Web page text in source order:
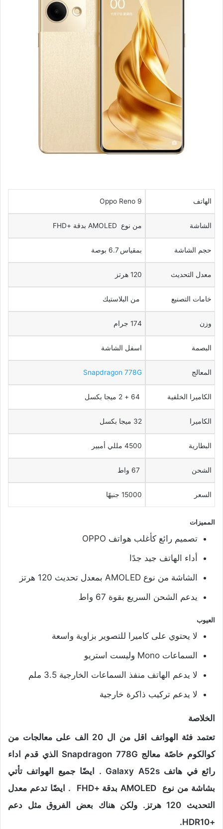
الهاتف Oppo Reno 9
الشاشة من نوع AMOLED بدقة +FHD
حجم الشاشة بمقياس 6.7 بوصة
معدل التحديث 120 هرتز
خامات التصنيع من البلاستيك
وزن 174 جرام
البصمة اسفل الشاشة
المعالج Snapdragon 778G
الكاميرا الخلفية
الكاميرا 32 ميجا بكسل
البطارية 4500 مللي أمبير
الشحن
السعر 15000 جنيهًا
المميزات
تصميم رائع كأغلب هواتف OPPO
أداء الهاتف جيد جدًا
الشاشة من نوع AMOLED بمعدل تحديث 120 هرتز
يدعم الشحن السريع بقوة 67 واط
العيوب
لا يحتوي على كاميرا للتصوير بزاوية واسعة
السماعات Mono وليست استريو
لا يدعم الهاتف منفذ السماعات الخارجية 3.5 ملم
لا يدعم تركيب ذاكرة خارجية
الخلاصة
تعتمد فئة الهواتف اقل من ال 20 الف على معالجات من
كوالكوم خاصًة معالج Snapdragon 778G الذي قدم اداء
رائع في هاتف Galaxy A52s . ايضًا جميع الهواتف تأتي
بشاشة من نوع AMOLED بدقة +FHD . ايضًا تدعم معدل
التحديث 120 هرتز. ولكن هناك بعض الفروق مثل دعم
+HDR10.